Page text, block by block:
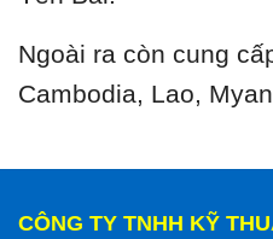
Ngoài ra còn cung
Cambodia, Lao,
CÔNG TY TNHH KỸ